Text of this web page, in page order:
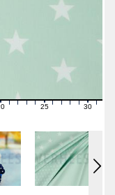
21222324 26272829 31